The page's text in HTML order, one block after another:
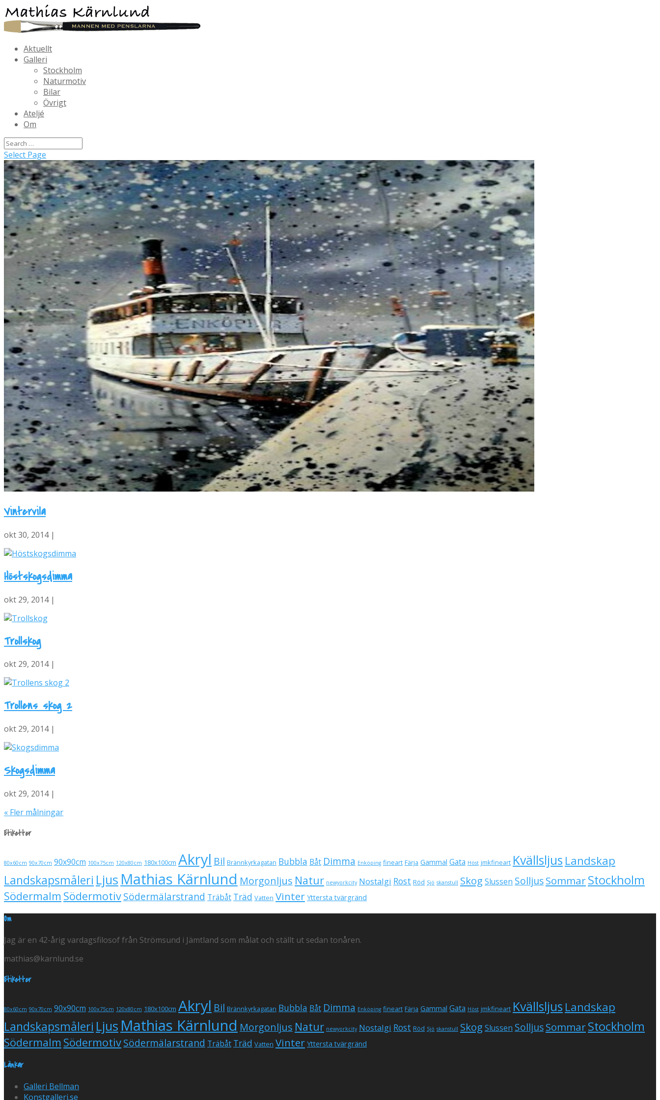
Aktuellt
Galleri
Stockholm
Naturmotiv
Bilar
Övrigt
Ateljé
Om
Select Page
Vintervila
okt 30, 2014 |
Höstskogsdimma
okt 29, 2014 |
Trollskog
okt 29, 2014 |
Trollens skog 2
okt 29, 2014 |
Skogsdimma
okt 29, 2014 |
« Fler målningar
Etiketter
80x60cm 90x70cm 90x90cm 100x75cm 120x80cm 180x100cm Akryl Bil Brännkyrkagatan Bubbla Båt Dimma Enköping fineart Färja Gammal Gata Höst jmkfineart Kvällsljus Landskap
Landskapsmåleri Ljus Mathias Kärnlund Morgonljus Natur newyorkcity Nostalgi Rost Röd Sjö skanstull Skog Slussen SolljusSommarStockholm
Södermalm SödermotivSödermälarstrand Träbåt Träd Vatten Vinter Yttersta tvärgränd
Om
Jag är en 42-årig vardagsfilosof från Strömsund i Jämtland som målat och ställt ut sedan tonåren.
mathias@karnlund.se
Etiketter
80x60cm 90x70cm 90x90cm 100x75cm 120x80cm 180x100cm Akryl Bil Brännkyrkagatan Bubbla Båt Dimma Enköping fineart Färja Gammal Gata Höst jmkfineart Kvällsljus Landskap
Landskapsmåleri Ljus Mathias Kärnlund Morgonljus Natur newyorkcity Nostalgi Rost Röd Sjö skanstull Skog Slussen SolljusSommarStockholm
Södermalm SödermotivSödermälarstrand Träbåt Träd Vatten Vinter Yttersta tvärgränd
Länkar
Galleri Bellman
Konstgalleri.se